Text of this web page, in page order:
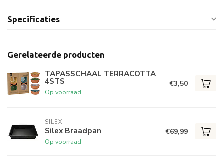
Specificaties
Gerelateerde producten
TAPASSCHAAL TERRACOTTA
4STS
Op voorraad
€3,50
SILEX
Silex Braadpan
Op voorraad
€69,99